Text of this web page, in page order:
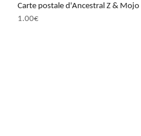
Carte postale d'Ancestral Z & Mojo
1.00€